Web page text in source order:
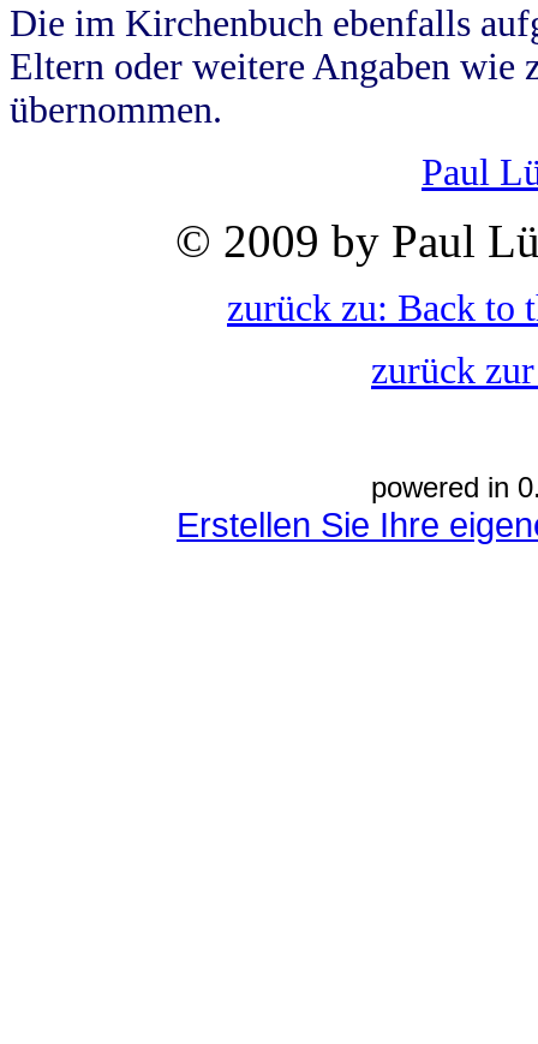
Die im Kirchenbuch ebenfalls
Eltern oder weitere Angaben wie
übernommen.
Paul
© 2009 by Paul
zurück zu: Back to
zurück
powered in
Erstellen Sie Ihre